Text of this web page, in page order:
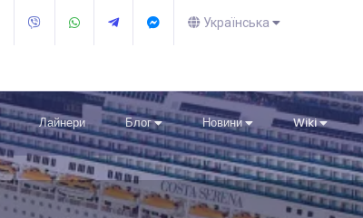
Українська
Лайнери Блог Новини Wiki